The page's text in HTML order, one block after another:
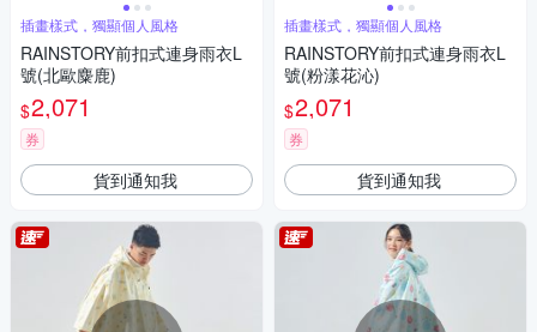
插畫樣式，獨顯個人風格
RAINSTORY前扣式連身雨衣L
號(北歐麋鹿)
$2,071
券
貨到通知我
插畫樣式，獨顯個人風格
RAINSTORY前扣式連身雨衣L
號(粉漾花沁)
$2,071
券
貨到通知我